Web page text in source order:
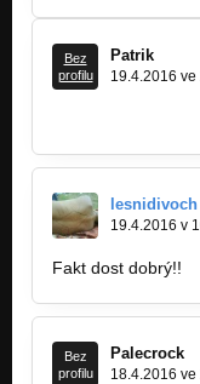
Bez
profilu
Patrik
19.4.2016 ve
lesnidivoch
19.4.2016 v
Fakt dost dobrý!!
Bez
profilu
Palecrock
18.4.2016 ve